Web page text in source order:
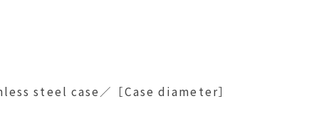
steel case／［Case diameter］